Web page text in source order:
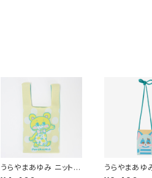
うらやまあゆみ ニットマ
うらやまあゆ